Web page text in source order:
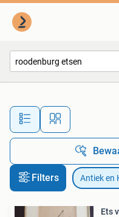
Alle
Filters Antiek en
Ets